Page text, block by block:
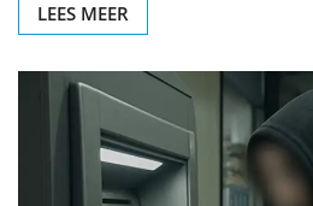
LEES MEER